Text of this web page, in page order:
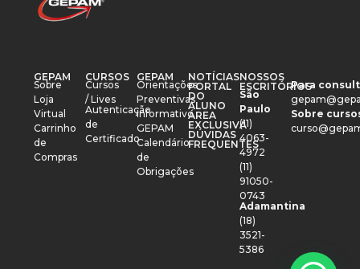
GEPAM
Sobre
Loja
Virtual
Carrinho
de
Compras
CURSOS
Cursos
/ Lives
Autenticação
de
Certificado
GEPAM
Orientações
Preventivas
Informativo
GEPAM
Calendário
de
Obrigações
NOTÍCIAS
PORTAL
DO
ALUNO
ÁREA
EXCLUSIVA
DÚVIDAS
FREQUENTES
NOSSOS
ESCRITÓRIOS
São
Paulo
(11)
4063-
4972
(11)
91050-
0743
Adamantina
(18)
3521-
5386
Para
Sobre